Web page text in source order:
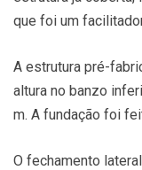
que foi um
A estrutura pré-
altura no banzo
m. A fundação foi
O fechamento